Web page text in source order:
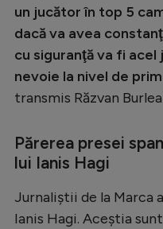
Intră în
Creează
un jucător în top 5
dacă va avea
cu siguranţă va fi
nevoie la nivel de
transmis Răzvan
Părerea presei
lui Ianis Hagi
Jurnaliștii de la Marca
Ianis Hagi. Aceștia